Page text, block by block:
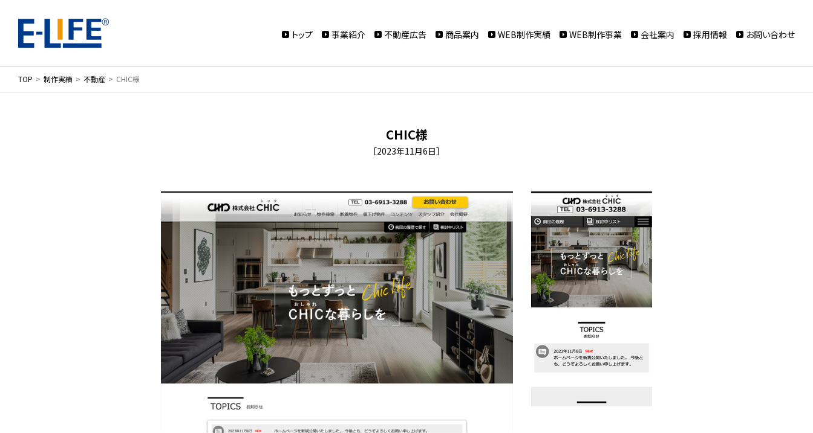
トップ 事業紹介 不動産広告 商品案内 WEB制作実績 WEB制作事業 会社案内 採用情報 お問い合わせ
TOP 制作実績 不動産 CHIC様
CHIC様
［2023年11月6日］